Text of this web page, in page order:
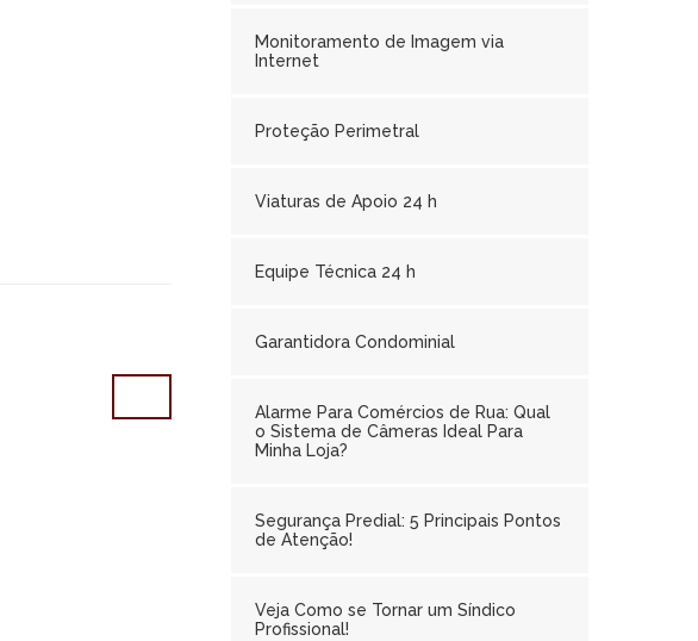
Monitoramento de Imagem via
Internet
Proteção Perimetral
Viaturas de Apoio 24 h
Equipe Técnica 24 h
Garantidora Condominial
Alarme Para Comércios de Rua: Qual
o Sistema de Câmeras Ideal Para
Minha Loja?
Segurança Predial: 5 Principais Pontos
de Atenção!
Veja Como se Tornar um Síndico
Profissional!